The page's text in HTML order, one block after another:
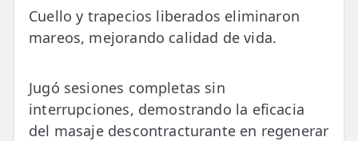
Cuello y trapecios liberados eliminaron
mareos, mejorando calidad de vida.
Jugó sesiones completas sin
interrupciones, demostrando la eficacia
del masaje descontracturante en regenerar